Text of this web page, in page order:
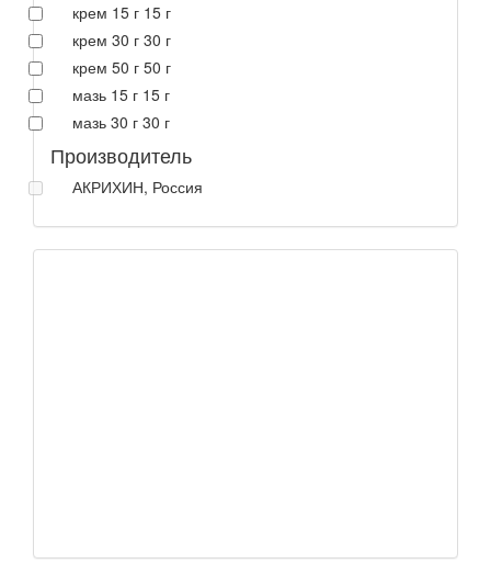
крем 15 г 15 г
крем 30 г 30 г
крем 50 г 50 г
мазь 15 г 15 г
мазь 30 г 30 г
Производитель
АКРИХИН, Россия